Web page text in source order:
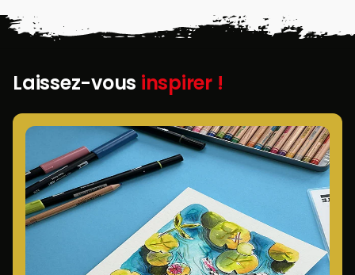
Laissez-vous inspirer !